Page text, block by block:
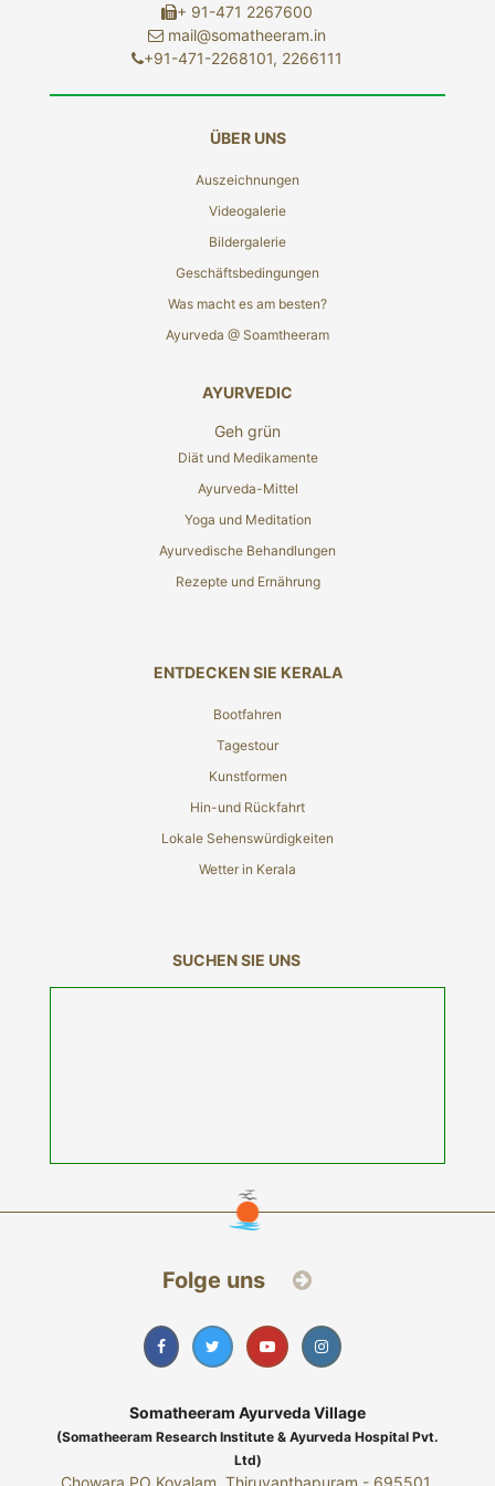
+ 91-471 2267600
mail@somatheeram.in
+91-471-2268101, 2266111
ÜBER UNS
Auszeichnungen
Videogalerie
Bildergalerie
Geschäftsbedingungen
Was macht es am besten?
Ayurveda @ Soamtheeram
AYURVEDIC
Geh grün
Diät und Medikamente
Ayurveda-Mittel
Yoga und Meditation
Ayurvedische Behandlungen
Rezepte und Ernährung
ENTDECKEN SIE KERALA
Bootfahren
Tagestour
Kunstformen
Hin-und Rückfahrt
Lokale Sehenswürdigkeiten
Wetter in Kerala
SUCHEN SIE UNS
Folge uns
Somatheeram Ayurveda Village
(Somatheeram Research Institute & Ayurveda Hospital Pvt.
Ltd)